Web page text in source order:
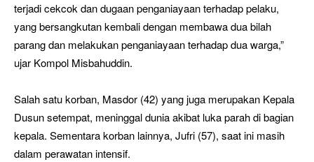
terjadi cekcok dan dugaan penganiayaan terhadap pelaku,
yang bersangkutan kembali dengan membawa dua bilah
parang dan melakukan penganiayaan terhadap dua warga,”
ujar Kompol Misbahuddin.
Salah satu korban, Masdor (42) yang juga merupakan Kepala
Dusun setempat, meninggal dunia akibat luka parah di bagian
kepala. Sementara korban lainnya, Jufri (57), saat ini masih
dalam perawatan intensif.